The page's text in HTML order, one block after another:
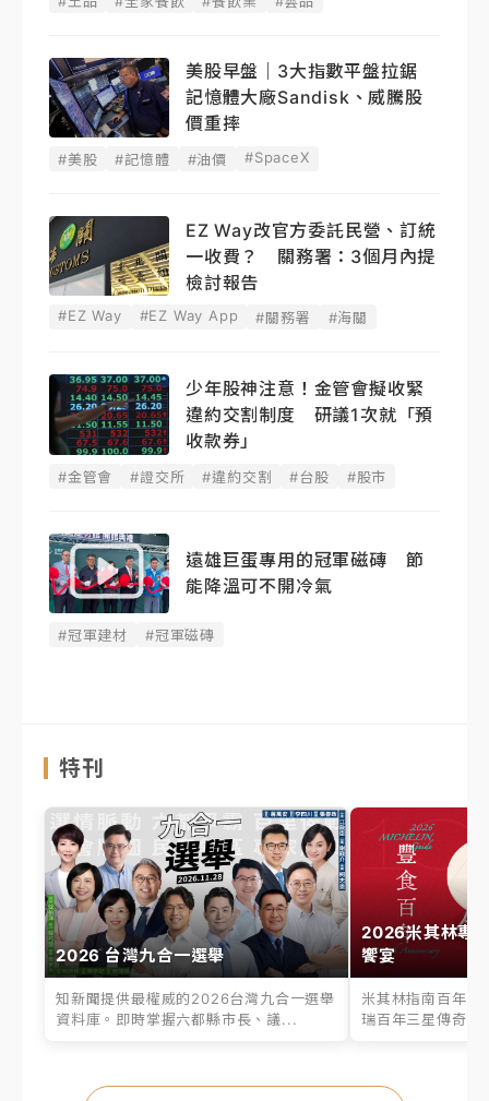
美股早盤｜3大指數平盤拉鋸
記憶體大廠Sandisk、威騰股
價重摔
#美股 #記憶體 #油價 #SpaceX
EZ Way改官方委託民營、訂統
一收費？ 關務署：3個月內提
檢討報告
#EZ Way #EZ Way App #關務署 #海關
少年股神注意！金管會擬收緊
違約交割制度 研議1次就「預
收款券」
#金管會 #證交所 #違約交割 #台股 #股市
遠雄巨蛋專用的冠軍磁磚 節
能降溫可不開冷氣
#冠軍建材 #冠軍磁磚
特刊
2026 台灣九合一選舉
知新聞提供最權威的2026台灣九合一選舉
資料庫。即時掌握六都縣市長、議...
2026米其林專
饗宴
米其林指南百年之
瑞百年三星傳奇、